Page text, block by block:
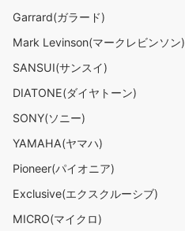
Garrard(ガラード)
Mark Levinson(マークレビンソン)
SANSUI(サンスイ)
DIATONE(ダイヤトーン)
SONY(ソニー)
YAMAHA(ヤマハ)
Pioneer(パイオニア)
Exclusive(エクスクルーシブ)
MICRO(マイクロ)